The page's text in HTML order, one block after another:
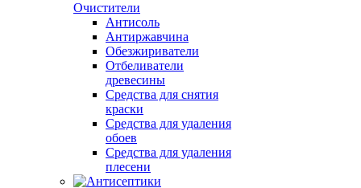
Очистители
Антисоль
Антиржавчина
Обезжириватели
Отбеливатели
древесины
Средства для снятия
краски
Средства для удаления
обоев
Средства для удаления
плесени